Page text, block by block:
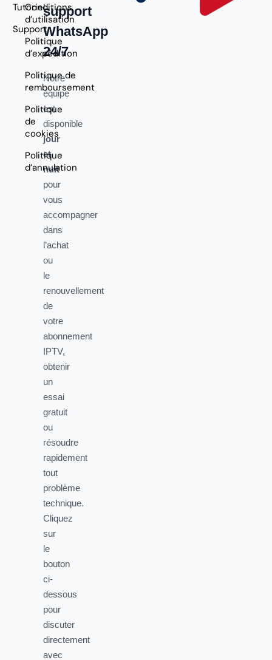
Tutoriel
Support
Conditions
d’utilisation
Politique
d’expédition
Politique de
remboursement
Politique
de
cookies
Politique
d’annulation
support
WhatsApp
24/7
Notre
équipe
est
disponible
jour
et
nuit
pour
vous
accompagner
dans
l’achat
ou
le
renouvellement
de
votre
abonnement
IPTV,
obtenir
un
essai
gratuit
ou
résoudre
rapidement
tout
problème
technique.
Cliquez
sur
le
bouton
ci-
dessous
pour
discuter
directement
avec